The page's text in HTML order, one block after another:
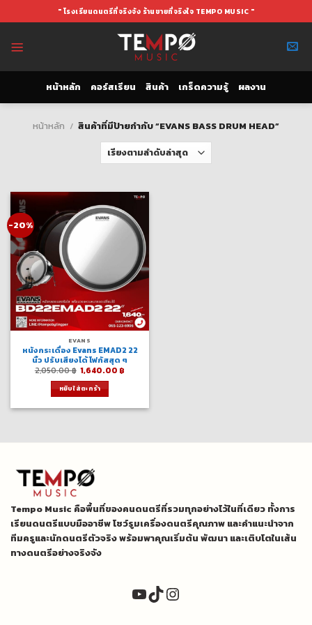
to
" โรงเรียนดนตรีที่จริงจัง ร้านขายที่จริงใจ TEMPO MUSIC "
หน้าหลัก คอร์สเรียน สินค้า เกร็ดความรู้ ผลงาน
หน้าหลัก / สินค้าที่มีป้ายกำกับ “EVANS BASS DRUM HEAD”
-20%
EVANS
หนังกระเดื่อง Evans EMAD2 22
นิ้ว ปรับเสียงได้ โฟกัสสุด ๆ
2,050.00฿ Original
price
was:
2,050.00 ฿.
1,640.00 ฿
หยิบใส่ตะกร้า
Tempo Music คือพื้นที่ของคนดนตรีที่รวมทุกอย่างไว้ในที่เดียว ทั้งการ
เรียนดนตรีแบบมืออาชีพ โชว์รูมเครื่องดนตรีคุณภาพ และคำแนะนำจาก
ทีมครูและนักดนตรีตัวจริง พร้อมพาคุณเริ่มต้น พัฒนา และเติบโตในเส้น
ทางดนตรีอย่างจริงจัง
YouTube
TikTok
Instagram